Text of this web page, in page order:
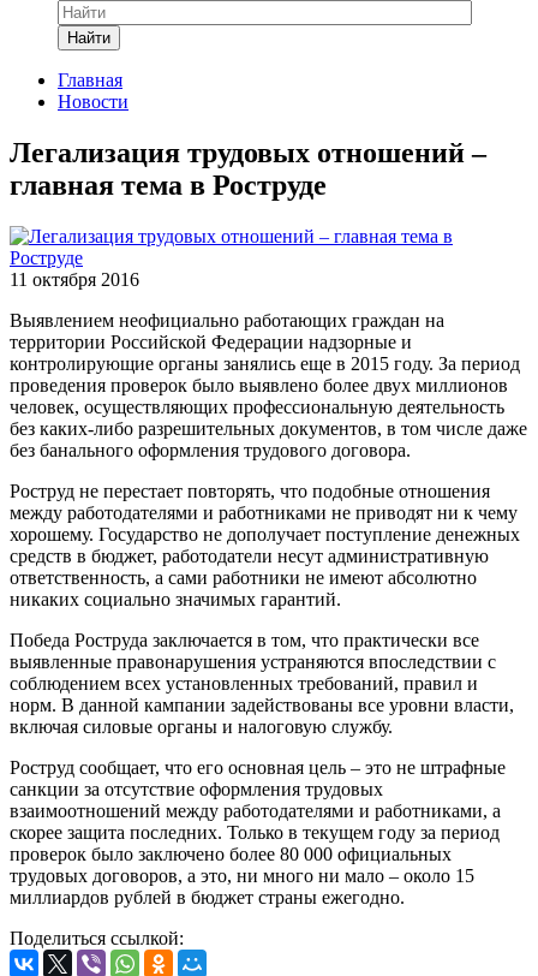
Найти
Главная
Новости
Легализация трудовых отношений –
главная тема в Роструде
11 октября 2016
Выявлением неофициально работающих граждан на
территории Российской Федерации надзорные и
контролирующие органы занялись еще в 2015 году. За период
проведения проверок было выявлено более двух миллионов
человек, осуществляющих профессиональную деятельность
без каких-либо разрешительных документов, в том числе даже
без банального оформления трудового договора.
Роструд не перестает повторять, что подобные отношения
между работодателями и работниками не приводят ни к чему
хорошему. Государство не дополучает поступление денежных
средств в бюджет, работодатели несут административную
ответственность, а сами работники не имеют абсолютно
никаких социально значимых гарантий.
Победа Роструда заключается в том, что практически все
выявленные правонарушения устраняются впоследствии с
соблюдением всех установленных требований, правил и
норм. В данной кампании задействованы все уровни власти,
включая силовые органы и налоговую службу.
Роструд сообщает, что его основная цель – это не штрафные
санкции за отсутствие оформления трудовых
взаимоотношений между работодателями и работниками, а
скорее защита последних. Только в текущем году за период
проверок было заключено более 80 000 официальных
трудовых договоров, а это, ни много ни мало – около 15
миллиардов рублей в бюджет страны ежегодно.
Поделиться ссылкой: